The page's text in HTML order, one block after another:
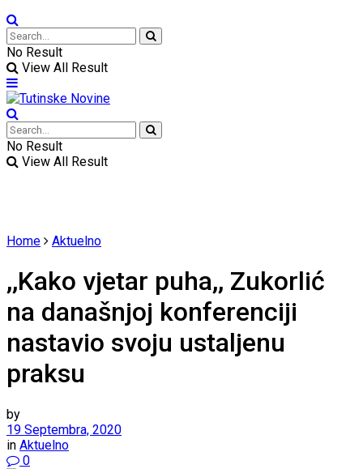
No Result
View All Result
No Result
View All Result
Home Aktuelno
,,Kako vjetar puha,, Zukorlić
na današnjoj konferenciji
nastavio svoju ustaljenu
praksu
by
19 Septembra, 2020
in Aktuelno
0